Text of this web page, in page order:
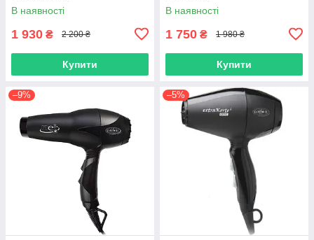
В наявності
1 930 ₴ 2 200 ₴
Купити
В наявності
1 750 ₴ 1 980 ₴
Купити
–9% –5%